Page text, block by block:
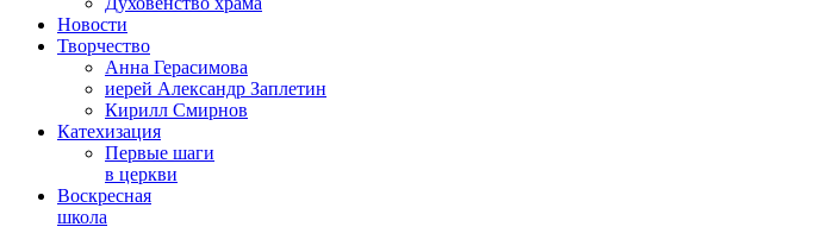
Новости
Творчество
Анна Герасимова
иерей Александр Заплетин
Кирилл Смирнов
Катехизация
Первые шаги
в церкви
Воскресная
школа